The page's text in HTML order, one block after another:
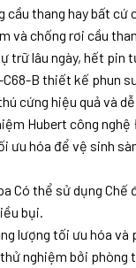
thang hay bất cứ
và chống rơi cầu
trữ lâu ngày, hết pin
B thiết kế phun
cứng hiệu quả và
Hubert công
ưu hóa để vệ sinh
Có thể sử dụng Chế
bụi.
lượng tối ưu hóa
nghiệm bởi phòng